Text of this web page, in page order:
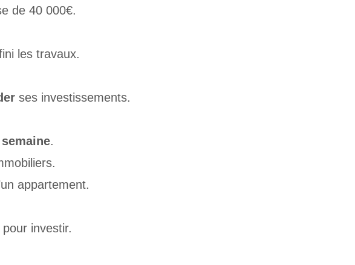
de 40 000€.
les travaux.
ses investissements.
.
appartement.
investir.